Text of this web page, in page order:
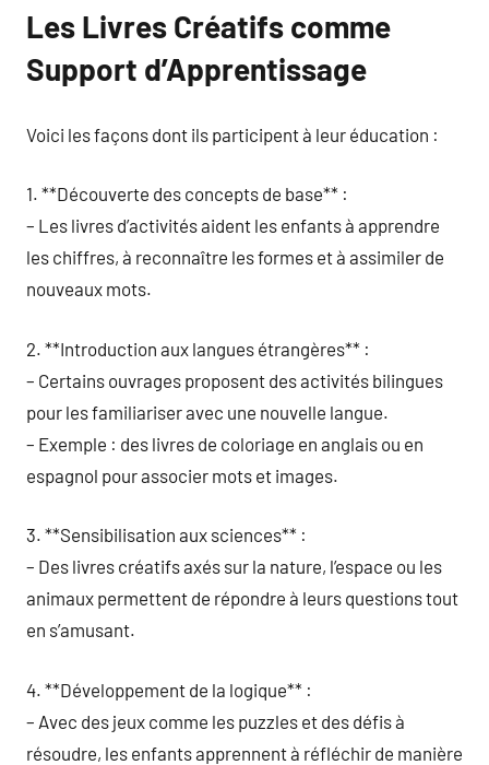
Les Livres Créatifs comme
Support d’Apprentissage
Voici les façons dont ils participent à leur éducation :
1. **Découverte des concepts de base** :
– Les livres d’activités aident les enfants à apprendre
les chiffres, à reconnaître les formes et à assimiler de
nouveaux mots.
2. **Introduction aux langues étrangères** :
– Certains ouvrages proposent des activités bilingues
pour les familiariser avec une nouvelle langue.
– Exemple : des livres de coloriage en anglais ou en
espagnol pour associer mots et images.
3. **Sensibilisation aux sciences** :
– Des livres créatifs axés sur la nature, l’espace ou les
animaux permettent de répondre à leurs questions tout
en s’amusant.
4. **Développement de la logique** :
– Avec des jeux comme les puzzles et des défis à
résoudre, les enfants apprennent à réfléchir de manière